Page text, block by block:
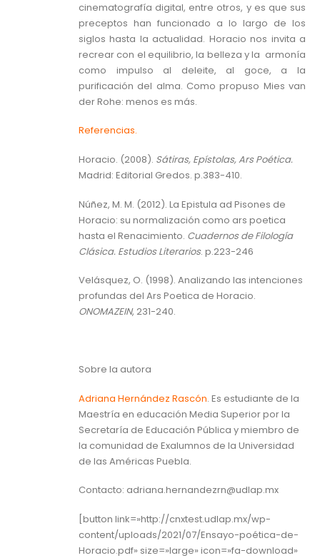
cinematografía digital, entre otros, y es que sus
preceptos han funcionado a lo largo de los
siglos hasta la actualidad. Horacio nos invita a
recrear con el equilibrio, la belleza y la armonía
como impulso al deleite, al goce, a la
purificación del alma. Como propuso Mies van
der Rohe: menos es más.
Referencias.
Horacio. (2008). Sátiras, Epístolas, Ars Poética.
Madrid: Editorial Gredos. p.383-410.
Núñez, M. M. (2012). La Epistula ad Pisones de
Horacio: su normalización como ars poetica
hasta el Renacimiento. Cuadernos de Filología
Clásica. Estudios Literarios. p.223-246
Velásquez, O. (1998). Analizando las intenciones
profundas del Ars Poetica de Horacio.
ONOMAZEIN, 231-240.
Sobre la autora
Adriana Hernández Rascón. Es estudiante de la
Maestría en educación Media Superior por la
Secretaría de Educación Pública y miembro de
la comunidad de Exalumnos de la Universidad
de las Américas Puebla.
Contacto: adriana.hernandezrn@udlap.mx
[button link=»http://cnxtest.udlap.mx/wp-
content/uploads/2021/07/Ensayo-poética-de-
Horacio.pdf» size=»large» icon=»fa-download»